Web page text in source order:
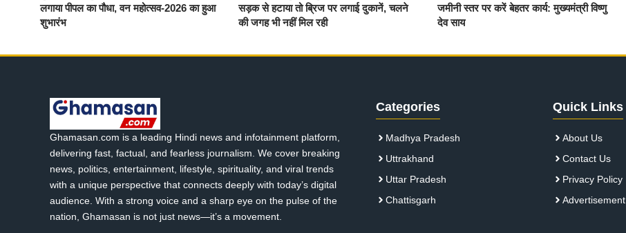
लगाया पीपल का पौधा, वन महोत्सव-2026 का हुआ
शुभारंभ
सड़क से हटाया तो ब्रिज पर लगाई दुकानें, चलने
की जगह भी नहीं मिल रही
जमीनी स्तर पर करें बेहतर कार्य: मुख्यमंत्री विष्णु
देव साय
Ghamasan.com is a leading Hindi news and infotainment platform,
delivering fast, factual, and fearless journalism. We cover breaking
news, politics, entertainment, lifestyle, spirituality, and viral trends
with a unique perspective that connects deeply with today’s digital
audience. With a strong voice and a sharp eye on the pulse of the
nation, Ghamasan is not just news—it’s a movement.
Categories
Madhya Pradesh
Uttrakhand
Uttar Pradesh
Chattisgarh
Quick Links
About Us
Contact Us
Privacy Policy
Advertisement